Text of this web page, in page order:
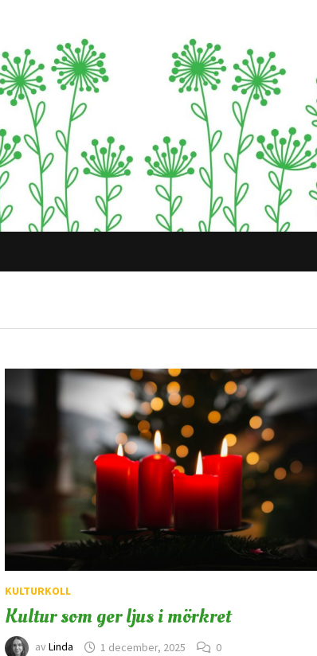
KULTURKOLL
Kultur som ger ljus i mörkret
av Linda 1 december, 2025 0